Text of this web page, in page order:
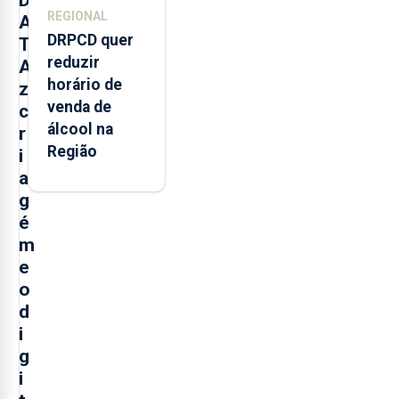
A
T
A
z
c
r
i
a
g
é
m
e
o
d
i
g
i
REGIONAL
DRPCD quer
reduzir
horário de
venda de
álcool na
Região